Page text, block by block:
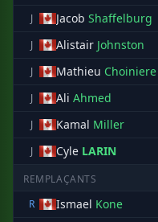
J
Jacob Shaffelburg
J
Alistair Johnston
J
Mathieu Choiniere
J
Ali Ahmed
J
Kamal Miller
J
Cyle LARIN
REMPLAÇANTS
R
Ismael Kone